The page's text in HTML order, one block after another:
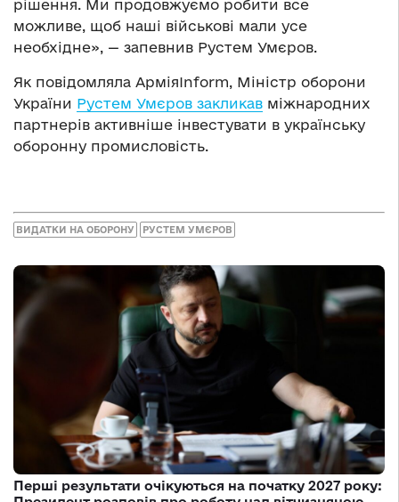
рішення. Ми продовжуємо робити все
можливе, щоб наші військові мали усе
необхідне», — запевнив Рустем Умєров.
Як повідомляла АрміяInform, Міністр оборони
України Рустем Умєров закликав міжнародних
партнерів активніше інвестувати в українську
оборонну промисловість.
ВИДАТКИ НА ОБОРОНУ РУСТЕМ УМЄРОВ
Перші результати очікуються на початку 2027 року: